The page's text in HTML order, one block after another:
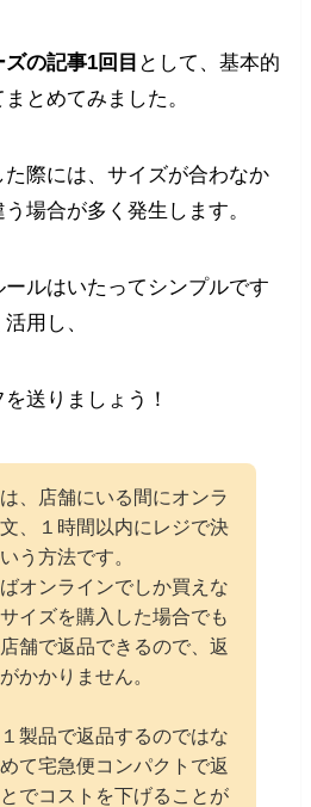
の記事1回目 として、基本的
とめてみました。
際には、サイズが合わなか
場合が多く発生します。
ルはいたってシンプルです
用し、
送りましょう！
、店舗にいる間にオンラ
、１時間以内にレジで決
う方法です。
オンラインでしか買えな
イズを購入した場合でも
舗で返品できるので、返
かかりません。
製品で返品するのではな
て宅急便コンパクトで返
でコストを下げることが